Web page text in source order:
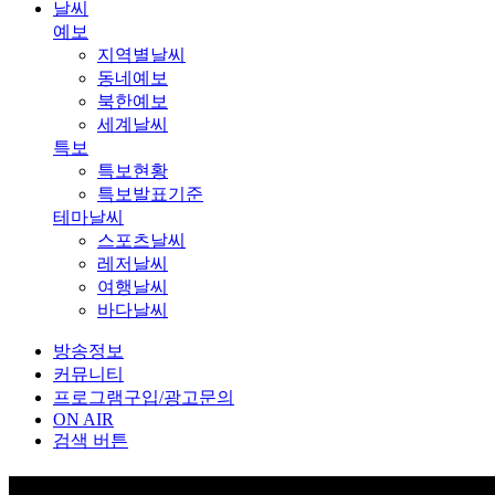
날씨
예보
지역별날씨
동네예보
북한예보
세계날씨
특보
특보현황
특보발표기준
테마날씨
스포츠날씨
레저날씨
여행날씨
바다날씨
방송정보
커뮤니티
프로그램구입/광고문의
ON AIR
검색 버튼